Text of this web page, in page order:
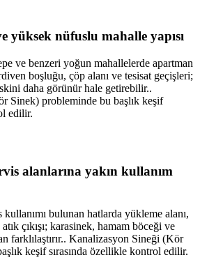
yüksek nüfuslu mahalle yapısı
ve benzeri yoğun mahallelerde apartman
boşluğu, çöp alanı ve tesisat geçişleri;
daha görünür hale getirebilir..
Sinek) probleminde bu başlık keşif
edilir.
alanlarına yakın kullanım
bulunan hatlarda yükleme alanı,
çıkışı; karasinek, hamam böceği ve
farklılaştırır.. Kanalizasyon Sineği (Kör
keşif sırasında özellikle kontrol edilir.